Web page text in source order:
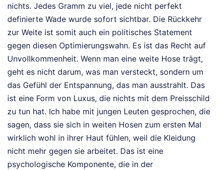
nichts. Jedes Gramm zu viel, jede nicht perfekt
definierte Wade wurde sofort sichtbar. Die Rückkehr
zur Weite ist somit auch ein politisches Statement
gegen diesen Optimierungswahn. Es ist das Recht auf
Unvollkommenheit. Wenn man eine weite Hose trägt,
geht es nicht darum, was man versteckt, sondern um
das Gefühl der Entspannung, das man ausstrahlt. Das
ist eine Form von Luxus, die nichts mit dem Preisschild
zu tun hat. Ich habe mit jungen Leuten gesprochen, die
sagen, dass sie sich in weiten Hosen zum ersten Mal
wirklich wohl in ihrer Haut fühlen, weil die Kleidung
nicht mehr gegen sie arbeitet. Das ist eine
psychologische Komponente, die in der